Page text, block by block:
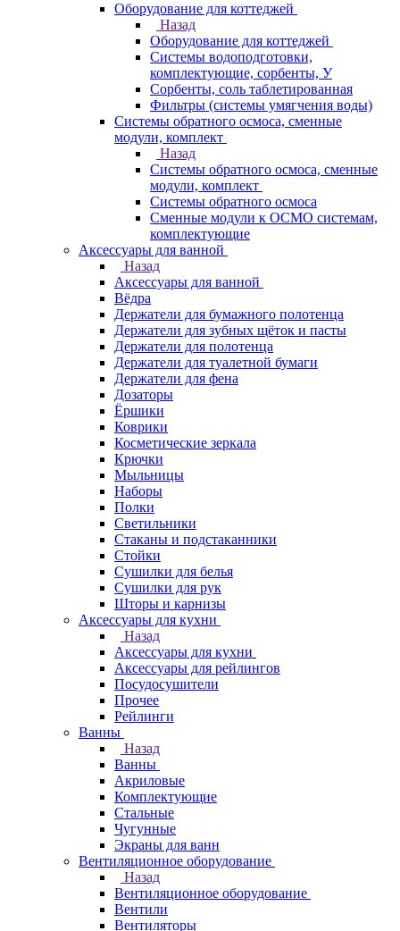
Оборудование для коттеджей
Назад
Оборудование для коттеджей
Системы водоподготовки,
комплектующие, сорбенты, У
Сорбенты, соль таблетированная
Фильтры (системы умягчения воды)
Системы обратного осмоса, сменные
модули, комплект
Назад
Системы обратного осмоса, сменные
модули, комплект
Системы обратного осмоса
Сменные модули к ОСМО системам,
комплектующие
Аксессуары для ванной
Назад
Аксессуары для ванной
Вёдра
Держатели для бумажного полотенца
Держатели для зубных щёток и пасты
Держатели для полотенца
Держатели для туалетной бумаги
Держатели для фена
Дозаторы
Ёршики
Коврики
Косметические зеркала
Крючки
Мыльницы
Наборы
Полки
Светильники
Стаканы и подстаканники
Стойки
Сушилки для белья
Сушилки для рук
Шторы и карнизы
Аксессуары для кухни
Назад
Аксессуары для кухни
Аксессуары для рейлингов
Посудосушители
Прочее
Рейлинги
Ванны
Назад
Ванны
Акриловые
Комплектующие
Стальные
Чугунные
Экраны для ванн
Вентиляционное оборудование
Назад
Вентиляционное оборудование
Вентили
Вентиляторы